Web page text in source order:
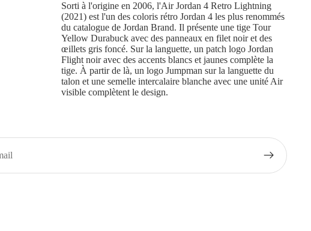
Sorti à l'origine en 2006, l'Air Jordan 4 Retro Lightning
(2021) est l'un des coloris rétro Jordan 4 les plus renommés
du catalogue de Jordan Brand. Il présente une tige Tour
Yellow Durabuck avec des panneaux en filet noir et des
œillets gris foncé. Sur la languette, un patch logo Jordan
Flight noir avec des accents blancs et jaunes complète la
tige. À partir de là, un logo Jumpman sur la languette du
talon et une semelle intercalaire blanche avec une unité Air
visible complètent le design.